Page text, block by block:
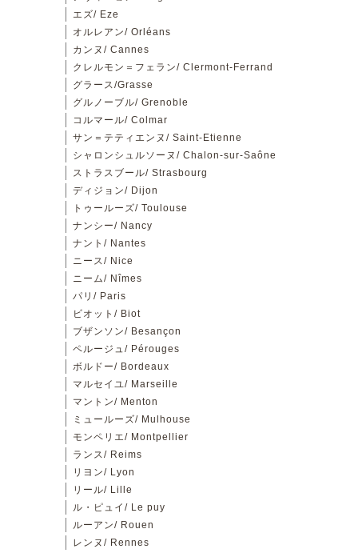
エズ/ Eze
オルレアン/ Orléans
カンヌ/ Cannes
クレルモン＝フェラン/ Clermont-Ferrand
グラース/Grasse
グルノーブル/ Grenoble
コルマール/ Colmar
サン＝テティエンヌ/ Saint-Etienne
シャロンシュルソーヌ/ Chalon-sur-Saône
ストラスブール/ Strasbourg
ディジョン/ Dijon
トゥールーズ/ Toulouse
ナンシー/ Nancy
ナント/ Nantes
ニース/ Nice
ニーム/ Nîmes
パリ/ Paris
ビオット/ Biot
ブザンソン/ Besançon
ペルージュ/ Pérouges
ボルドー/ Bordeaux
マルセイユ/ Marseille
マントン/ Menton
ミュールーズ/ Mulhouse
モンペリエ/ Montpellier
ランス/ Reims
リヨン/ Lyon
リール/ Lille
ル・ピュイ/ Le puy
ルーアン/ Rouen
レンヌ/ Rennes